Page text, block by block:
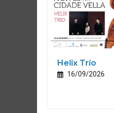
Helix Trío
16/09/2026